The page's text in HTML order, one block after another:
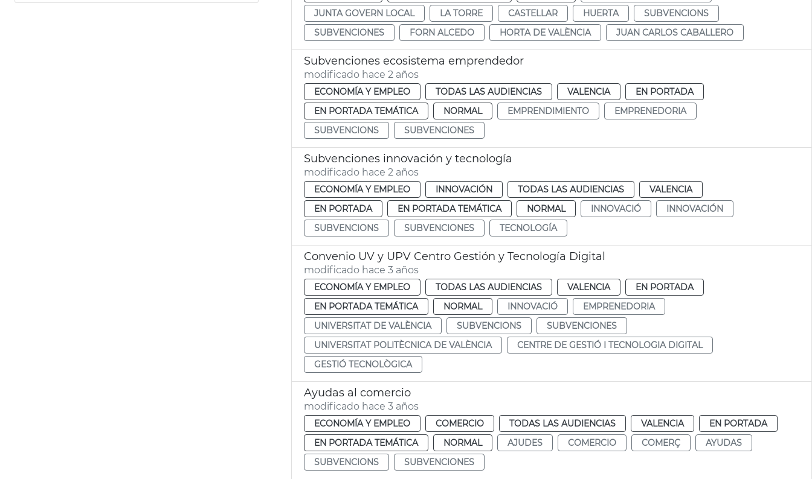
JUNTA GOVERN LOCAL
LA TORRE CASTELLAR HUERTA
SUBVENCIONS
SUBVENCIONES
FORN ALCEDO HORTA DE VALÈNCIA JUAN CARLOS CABALLERO
Subvenciones ecosistema emprendedor
modificado hace 2 años
ECONOMÍA Y EMPLEO TODAS LAS AUDIENCIAS VALENCIA
EN PORTADA
EN PORTADA TEMÁTICA
NORMAL EMPRENDIMIENTO
EMPRENEDORIA
SUBVENCIONS
SUBVENCIONES
Subvenciones innovación y tecnología
modificado hace 2 años
ECONOMÍA Y EMPLEO INNOVACIÓN TODAS LAS AUDIENCIAS
VALENCIA
EN PORTADA
EN PORTADA TEMÁTICA NORMAL INNOVACIÓ
INNOVACIÓN
SUBVENCIONS
SUBVENCIONES TECNOLOGÍA
Convenio UV y UPV Centro Gestión y Tecnología Digital
modificado hace 3 años
ECONOMÍA Y EMPLEO TODAS LAS AUDIENCIAS VALENCIA
EN PORTADA
EN PORTADA TEMÁTICA
NORMAL INNOVACIÓ
EMPRENEDORIA
UNIVERSITAT DE VALÈNCIA
SUBVENCIONS
SUBVENCIONES
UNIVERSITAT POLITÈCNICA DE VALÈNCIA
CENTRE DE GESTIÓ I TECNOLOGIA DIGITAL
GESTIÓ TECNOLÒGICA
Ayudas al comercio
modificado hace 3 años
ECONOMÍA Y EMPLEO COMERCIO TODAS LAS AUDIENCIAS VALENCIA
EN PORTADA
EN PORTADA TEMÁTICA
NORMAL AJUDES COMERCIO COMERÇ
AYUDAS
SUBVENCIONS
SUBVENCIONES